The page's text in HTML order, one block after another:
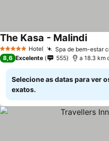
5 Estrelas Hotel Spa de bem-estar
The Kasa - Malindi
8,6 Excelente 555 a 18.3 km
Selecione as datas para ver
exatos.